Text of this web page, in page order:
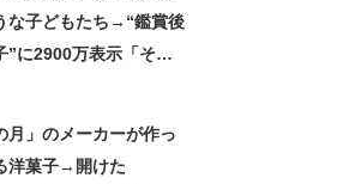
な子どもたち→“鑑賞後
”に2900万表示「そう
月」のメーカーが作っ
洋菓子→開けた